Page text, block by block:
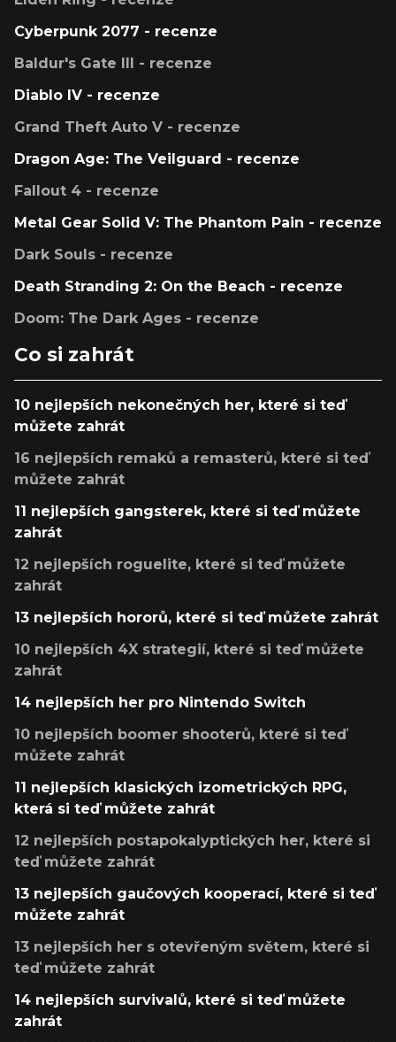
Cyberpunk 2077 - recenze
Baldur's Gate III - recenze
Diablo IV - recenze
Grand Theft Auto V - recenze
Dragon Age: The Veilguard - recenze
Fallout 4 - recenze
Metal Gear Solid V: The Phantom Pain - recenze
Dark Souls - recenze
Death Stranding 2: On the Beach - recenze
Doom: The Dark Ages - recenze
Co si zahrát
10 nejlepších nekonečných her, které si teď
můžete zahrát
16 nejlepších remaků a remasterů, které si teď
můžete zahrát
11 nejlepších gangsterek, které si teď můžete
zahrát
12 nejlepších roguelite, které si teď můžete
zahrát
13 nejlepších hororů, které si teď můžete zahrát
10 nejlepších 4X strategií, které si teď můžete
zahrát
14 nejlepších her pro Nintendo Switch
10 nejlepších boomer shooterů, které si teď
můžete zahrát
11 nejlepších klasických izometrických RPG,
která si teď můžete zahrát
12 nejlepších postapokalyptických her, které si
teď můžete zahrát
13 nejlepších gaučových kooperací, které si teď
můžete zahrát
13 nejlepších her s otevřeným světem, které si
teď můžete zahrát
14 nejlepších survivalů, které si teď můžete
zahrát